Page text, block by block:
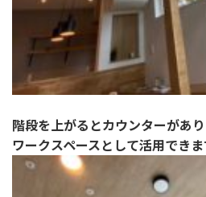
階段を上がるとカウンターがあり
ワークスペースとして活用できま